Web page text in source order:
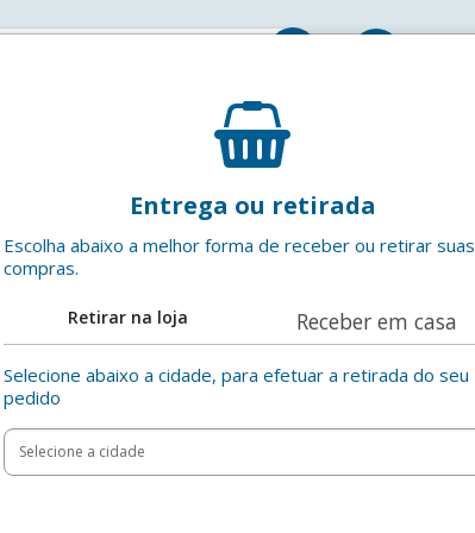
Entrega ou retirada
Escolha abaixo a melhor forma de receber ou retirar suas
compras.
Retirar na loja Receber em casa
Selecione abaixo a cidade, para efetuar a retirada do seu
pedido
Couro Suíno Salgado aprox. 350g
Add
to
cart
Product
ActionsAdicionar